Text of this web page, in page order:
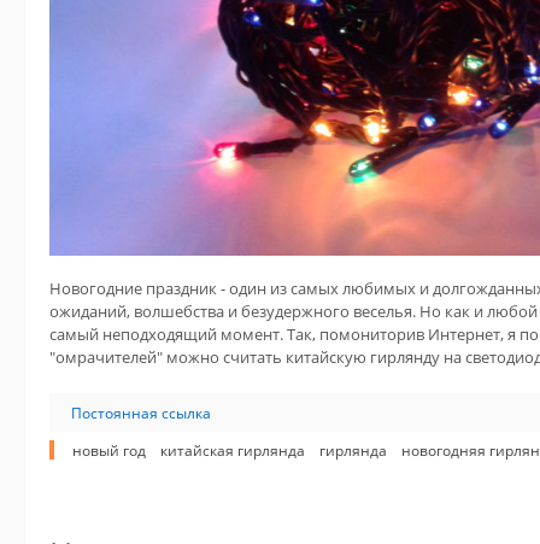
Новогодние праздник - один из самых любимых и
ожиданий, волшебства и безудержного веселья. Но как и
самый неподходящий момент. Так, помониторив Интернет, я
"омрачителей" можно считать китайскую гирлянду на
Постоянная ссылка
новый год
китайская гирлянда гирлянда новогодняя